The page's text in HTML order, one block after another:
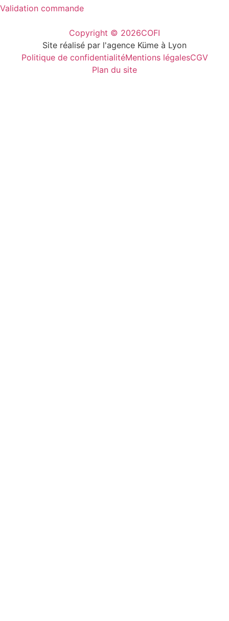
Validation commande
Copyright © 2026COFI
Site réalisé par l'agence Küme à Lyon
Politique de confidentialitéMentions légalesCGV
Plan du site